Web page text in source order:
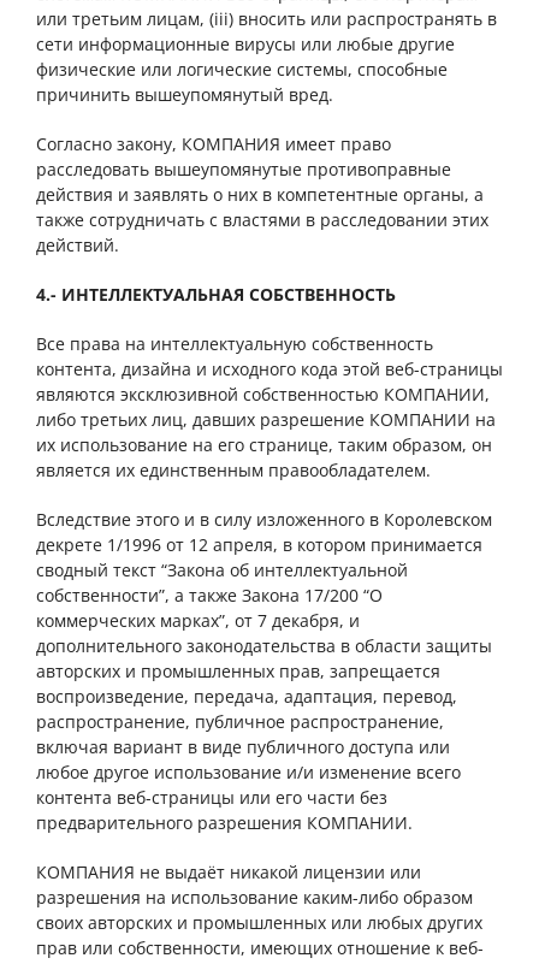
или третьим лицам, (iii) вносить или распространять в
сети информационные вирусы или любые другие
физические или логические системы, способные
причинить вышеупомянутый вред.
Согласно закону, КОМПАНИЯ имеет право
расследовать вышеупомянутые противоправные
действия и заявлять о них в компетентные органы, а
также сотрудничать с властями в расследовании этих
действий.
4.- ИНТЕЛЛЕКТУАЛЬНАЯ СОБСТВЕННОСТЬ
Все права на интеллектуальную собственность
контента, дизайна и исходного кода этой веб-страницы
являются эксклюзивной собственностью КОМПАНИИ,
либо третьих лиц, давших разрешение КОМПАНИИ на
их использование на его странице, таким образом, он
является их единственным правообладателем.
Вследствие этого и в силу изложенного в Королевском
декрете 1/1996 от 12 апреля, в котором принимается
сводный текст “Закона об интеллектуальной
собственности”, а также Закона 17/200 “О
коммерческих марках”, от 7 декабря, и
дополнительного законодательства в области защиты
авторских и промышленных прав, запрещается
воспроизведение, передача, адаптация, перевод,
распространение, публичное распространение,
включая вариант в виде публичного доступа или
любое другое использование и/и изменение всего
контента веб-страницы или его части без
предварительного разрешения КОМПАНИИ.
КОМПАНИЯ не выдаёт никакой лицензии или
разрешения на использование каким-либо образом
своих авторских и промышленных или любых других
прав или собственности, имеющих отношение к веб-